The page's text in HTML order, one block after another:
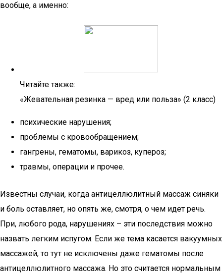
вообще, а именно:
Читайте также:
«Жевательная резинка — вред или польза» (2 класс)
психические нарушения;
проблемы с кровообращением;
гангрены, гематомы, варикоз, купероз;
травмы, операции и прочее.
Известны случаи, когда антицеллюлитный массаж синяки
и боль оставляет, но опять же, смотря, о чем идет речь.
При, любого рода, нарушениях – эти последствия можно
назвать легким испугом. Если же тема касается вакуумных
массажей, то тут не исключены даже гематомы после
антицеллюлитного массажа. Но это считается нормальным